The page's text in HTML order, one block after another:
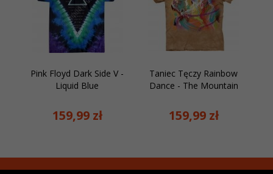
Pink Floyd Dark Side V -
Liquid Blue
159,99 zł
Taniec Tęczy Rainbow
Dance - The Mountain
159,99 zł